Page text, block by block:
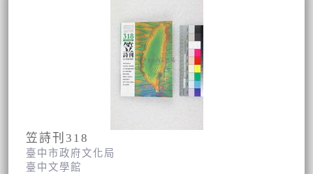
笠詩刊318
臺中市政府文化局
臺中文學館